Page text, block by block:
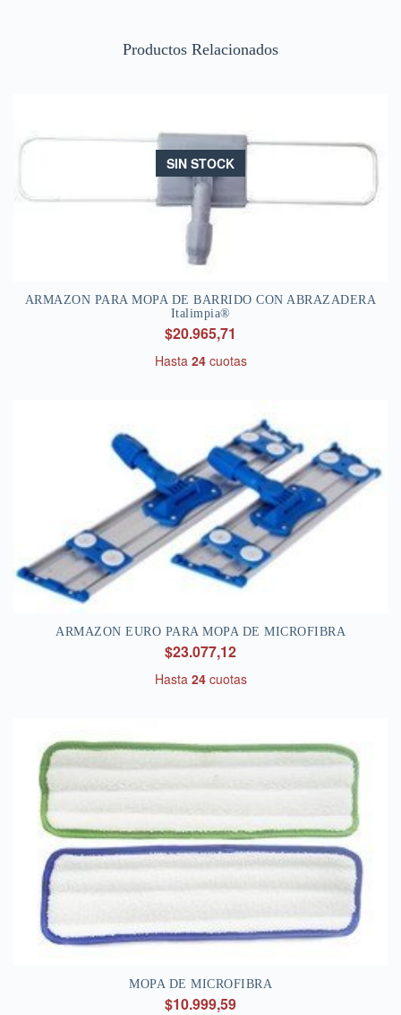
Productos Relacionados
SIN STOCK
ARMAZON PARA MOPA DE BARRIDO CON ABRAZADERA
Italimpia®
$20.965,71
Hasta 24cuotas
ARMAZON EURO PARA MOPA DE MICROFIBRA
$23.077,12
Hasta 24cuotas
MOPA DE MICROFIBRA
$10.999,59